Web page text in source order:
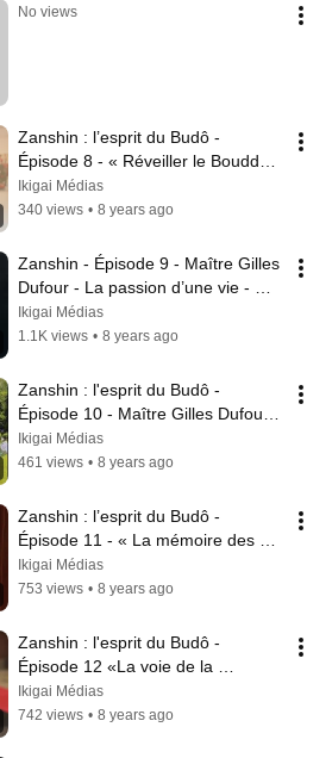
No views
Zanshin : l’esprit du Budô -
Épisode 8 - « Réveiller le Bouddha
(partie 2) »
Ikigai Médias
340 views • 8 years ago
Zanshin - Épisode 9 - Maître Gilles
Dufour - La passion d’une vie - Moi
mes souliers
Ikigai Médias
1.1K views • 8 years ago
Zanshin : l'esprit du Budô -
Épisode 10 - Maître Gilles Dufour -
L’école de vie.
Ikigai Médias
461 views • 8 years ago
Zanshin : l’esprit du Budô -
Épisode 11 - « La mémoire des
anciens ».
Ikigai Médias
753 views • 8 years ago
Zanshin : l'esprit du Budô -
Épisode 12 «La voie de la
souplesse».
Ikigai Médias
742 views • 8 years ago